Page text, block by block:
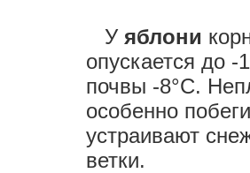
У яблони
опускается до -
почвы -8°С.
особенно
устраивают
ветки.